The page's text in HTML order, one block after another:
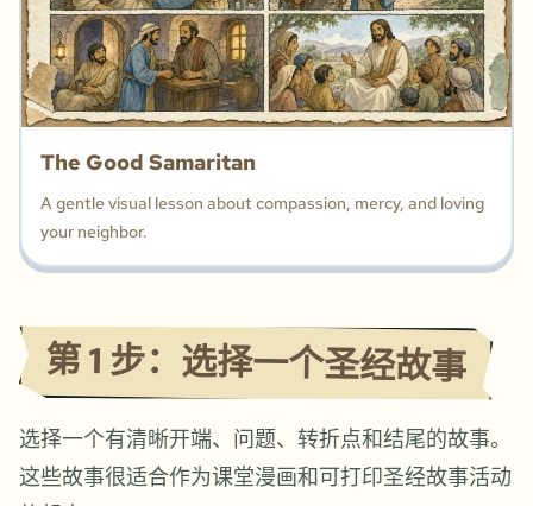
The Good Samaritan
A gentle visual lesson about compassion, mercy, and loving
your neighbor.
第 1 步：选择一个圣经故事
选择一个有清晰开端、问题、转折点和结尾的故事。
这些故事很适合作为课堂漫画和可打印圣经故事活动